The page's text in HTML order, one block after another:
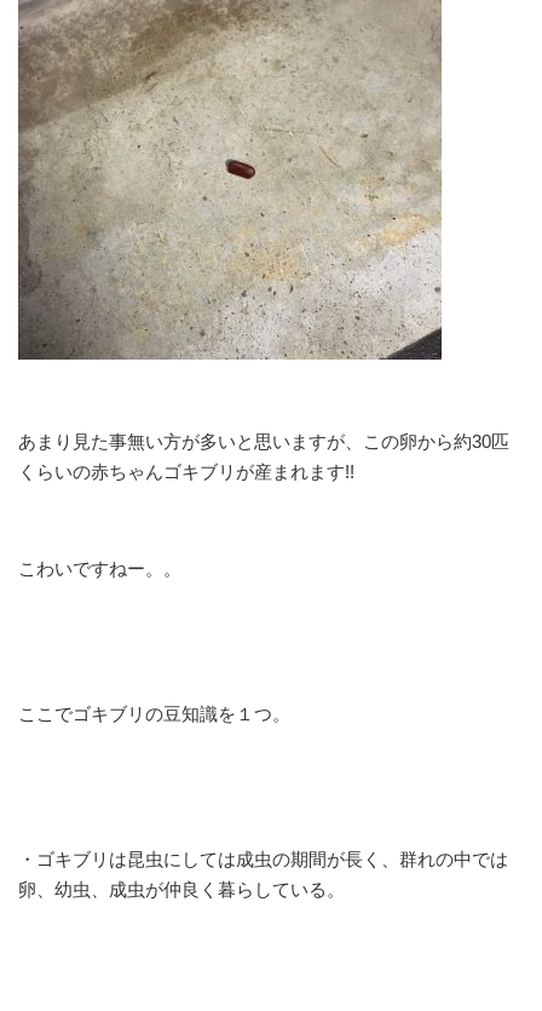
あまり見た事無い方が多いと思いますが、この卵から約30匹
くらいの赤ちゃんゴキブリが産まれます!!
こわいですねー。。
ここでゴキブリの豆知識を１つ。
・ゴキブリは昆虫にしては成虫の期間が長く、群れの中では
卵、幼虫、成虫が仲良く暮らしている。